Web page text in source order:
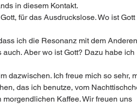
in diesem Kontakt.
für das Ausdruckslose. Wo ist
ich die Resonanz mit dem
auch. Aber wo ist Gott? Dazu habe
dazwischen. Ich freue mich so sehr,
das ich benutze, vom
Kaffee. Wir freuen uns